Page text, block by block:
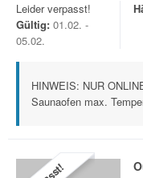
Leider verpasst!
Gültig: 01.02. -
05.02.
HINWEIS: NUR
Saunaofen max.